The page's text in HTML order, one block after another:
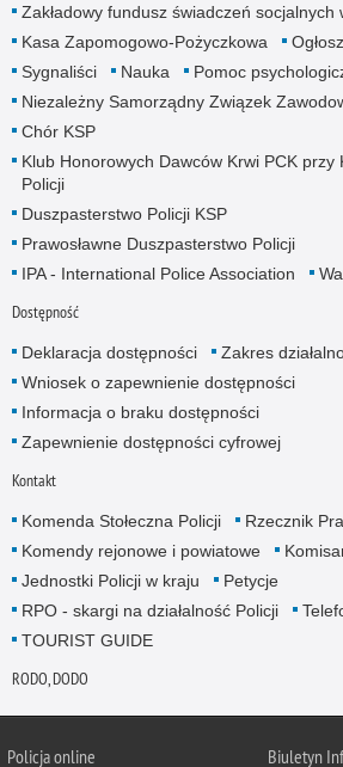
Zakładowy fundusz świadczeń socjalnych
Kasa Zapomogowo-Pożyczkowa
Sygnaliści
Nauka
Pomoc
Niezależny Samorządny Związek
Chór KSP
Klub Honorowych Dawców Krwi PCK przy
Policji
Duszpasterstwo Policji KSP
Prawosławne Duszpasterstwo Policji
IPA - International Police Association
Dostępność
Deklaracja dostępności Zakres
Wniosek o zapewnienie dostępności
Informacja o braku dostępności
Zapewnienie dostępności cyfrowej
Kontakt
Komenda Stołeczna Policji
Rzecznik
Komendy rejonowe i powiatowe
Jednostki Policji w kraju
Petycje
RPO - skargi na działalność Policji
TOURIST GUIDE
RODO, DODO
Policja online Biuletyn